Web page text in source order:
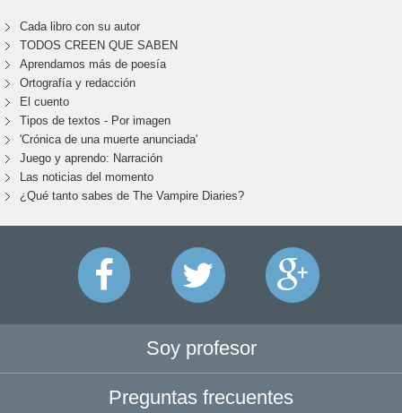
Cada libro con su autor
TODOS CREEN QUE SABEN
Aprendamos más de poesía
Ortografía y redacción
El cuento
Tipos de textos - Por imagen
'Crónica de una muerte anunciada'
Juego y aprendo: Narración
Las noticias del momento
¿Qué tanto sabes de The Vampire Diaries?
Soy profesor
Preguntas frecuentes